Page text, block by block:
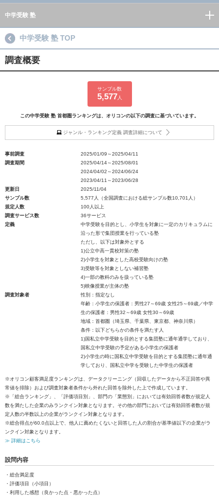
中学受験 塾
中学受験 塾 TOP
調査概要
サンプル数
5,577 人
この中学受験 塾 首都圏ランキングは、オリコンの以下の調査に基づいています。
ジャンル・ランキング定義 調査詳細について
事前調査
2025/01/09～2025/04/11
調査期間
2025/04/14～2025/08/01
2024/04/02～2024/06/24
2023/04/11～2023/06/28
更新日
2025/11/04
サンプル数
5,577人（全国調査における総サンプル数10,701人）
規定人数
100人以上
調査サービス数
36サービス
定義
中学受験を目的とし、小学生を対象に一定のカリキュラムに
沿った形で集団授業を行っている塾
ただし、以下は対象外とする
1)公立中高一貫校対策の塾
2)小学生を対象とした高校受験向けの塾
3)受験等を対象としない補習塾
4)一部の教科のみを扱っている塾
5)映像授業が主体の塾
調査対象者
性別：指定なし
年齢：小学生の保護者：男性27～69歳 女性25～69歳／中学
生の保護者：男性32～69歳 女性30～69歳
地域：首都圏（埼玉県、千葉県、東京都、神奈川県）
条件：以下どちらかの条件を満たす人
1)国私立中学受験を目的とする集団塾に通年通学しており、
国私立中学受験の予定がある小学生の保護者
2)小学生の時に国私立中学受験を目的とする集団塾に通年通
学しており、国私立中学を受験した中学生の保護者
※オリコン顧客満足度ランキングは、データクリーニング（回収したデータから不正回答や異
常値を排除）および調査対象者条件から外れた回答を除外した上で作成しています。
※「総合ランキング」、「評価項目別」、部門の「業態別」においては有効回答者数が規定人
数を満たした企業のみランクイン対象となります。その他の部門においては有効回答者数が規
定人数の半数以上の企業がランクイン対象となります。
※総合得点が60.0点以上で、他人に薦めたくないと回答した人の割合が基準値以下の企業がラ
ンクイン対象となります。
≫ 詳細はこちら
設問内容
・総合満足度
・評価項目（小項目）
・利用した感想（良かった点・悪かった点）